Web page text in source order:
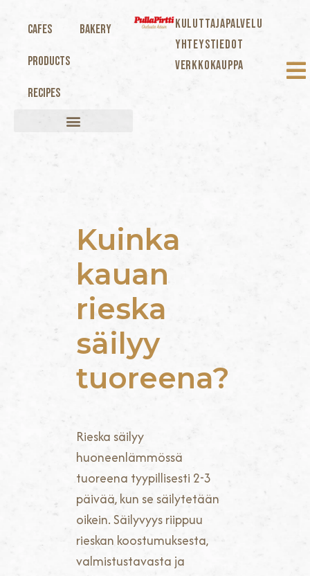
Cafes Bakery
Products
Recipes
KULUTTAJAPALVELU
YHTEYSTIEDOT
VERKKOKAUPPA
Kuinka
kauan
rieska
säilyy
tuoreena?
Rieska säilyy
huoneenlämmössä
tuoreena tyypillisesti 2-3
päivää, kun se säilytetään
oikein. Säilyvyys riippuu
rieskan koostumuksesta,
valmistustavasta ja